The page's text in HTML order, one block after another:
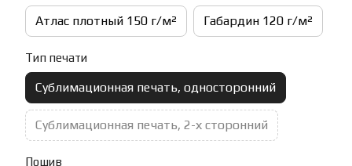
Атлас плотный 150 г/м² Габардин 120 г/м²
Тип печати
Сублимационная печать, односторонний
Сублимационная печать, 2-х сторонний
Пошив